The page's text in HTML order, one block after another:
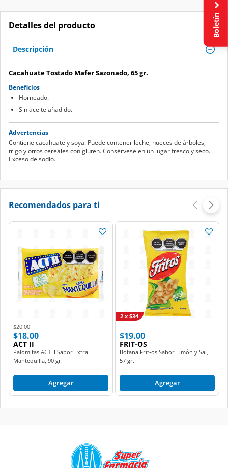
Detalles del producto
Descripción
Cacahuate Tostado Mafer Sazonado, 65 gr.
Beneficios
Horneado.
Sin aceite añadido.
Advertencias
Contiene cacahuate y soya. Puede contener leche, nueces de árboles,
trigo y otros cereales con gluten. Consérvese en un lugar fresco y seco.
Exceso de sodio.
Recomendados para ti
Price reduced from
$20.00to
$18.00
ACT II
Palomitas ACT II Sabor Extra
Mantequilla, 90 gr.
Agregar
$19.00
FRIT-OS
Botana Frit-os Sabor Limón y Sal,
57 gr.
2 x $34
Agregar
Boletín